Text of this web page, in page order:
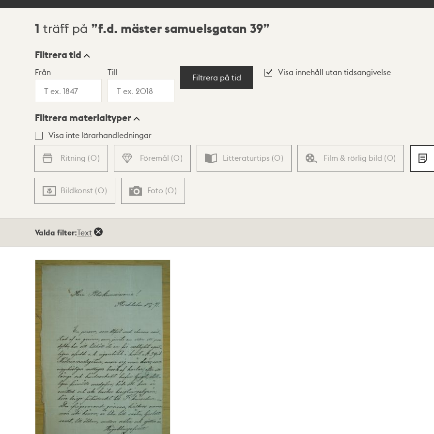
Sökresultat
1 träff på f.d. mäster samuelsgatan 39
Visningsläge
Lista Karta
Filtrera tid
Från Till
Filtrera på tid
Visa innehåll utan tidsangivelse
Filtrera materialtyper
Visa inte lärarhandledningar
Ritning (0) Föremål (0) Litteraturtips (0) Film & rörlig bild (0)
Bildkonst (0) Foto (0)
Valda filter:Text